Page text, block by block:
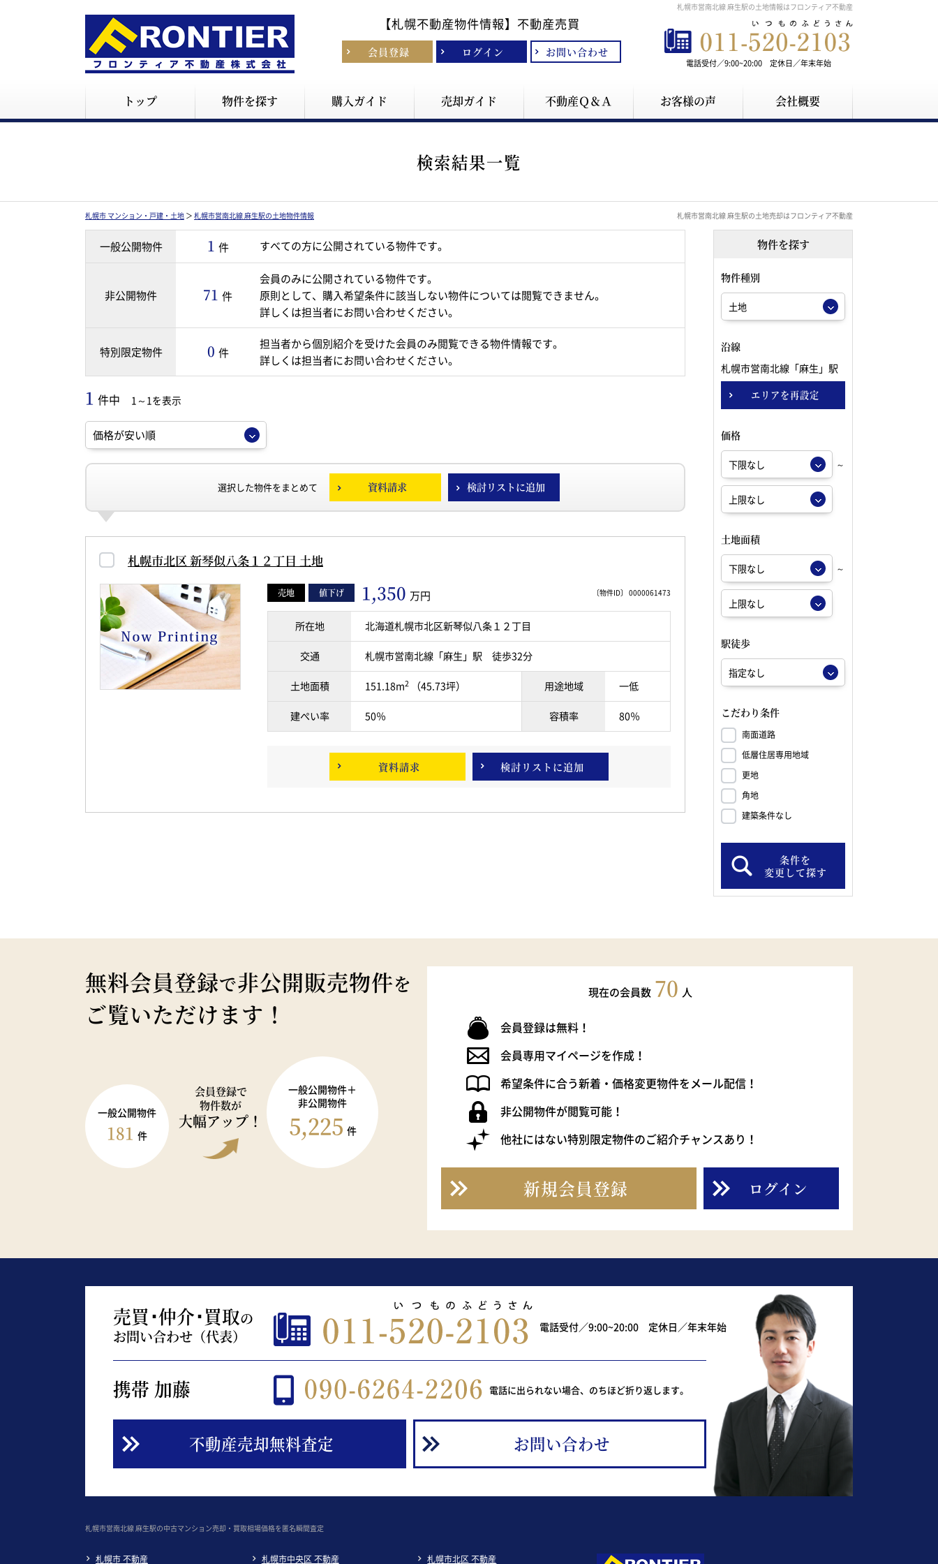
札幌市営南北線 麻生駅の土地情報はフロンティア不動産
【札幌不動産物件情報】 不動産売買
会員登録 ログイン お問い合わせ
電話受付／9:00~20:00 定休日／年末年始
トップ 物件を探す 購入ガイド 売却ガイド 不動産Ｑ＆Ａ お客様の声 会社概要
検索結果一覧
札幌市 マンション・戸建・土地 ＞ 札幌市営南北線 麻生駅の土地物件情報 札幌市営南北線 麻生駅の土地売却はフロンティア不動産
一般公開物件 1 件 すべての方に公開されている物件です。
非公開物件 71 件
会員のみに公開されている物件です。
原則として、購入希望条件に該当しない物件については閲覧できません。
詳しくは担当者にお問い合わせください。
特別限定物件 0 件
担当者から個別紹介を受けた会員のみ閲覧できる物件情報です。
詳しくは担当者にお問い合わせください。
1 件中 1～1を表示
選択した物件をまとめて 資料請求 検討リストに追加
札幌市北区 新琴似八条１２丁目 土地
〔物件ID〕 0000061473
売地 値下げ 1,350 万円
所在地 北海道札幌市北区新琴似八条１２丁目
交通 札幌市営南北線「麻生」駅 徒歩32分
土地面積 151.18m2 （45.73坪） 用途地域 一低
建ぺい率 50％ 容積率 80％
資料請求 検討リスト に追加
物件を探す
物件種別
沿線
札幌市営南北線「麻生」駅
エリアを再設定
価格
～
土地面積
～
駅徒歩
こだわり条件
南面道路
低層住居専用地域
更地
角地
建築条件なし
条件を
変更して探す
無料会員登録で非公開販売物件を
ご覧いただけます！
会員登録で
物件数が
大幅アップ！
一般公開物件
181 件
一般公開物件＋
非公開物件
5,225 件
現在の会員数 70 人
会員登録は無料！
会員専用マイページを作成！
希望条件に合う新着・価格変更物件をメール配信！
非公開物件が閲覧可能！
他社にはない特別限定物件のご紹介チャンスあり！
新規会員登録 ログイン
売買･仲介･買取の
お問い合わせ（代表）
電話受付／9:00~20:00 定休日／年末年始
携帯 加藤 電話に出られない場合、のちほど折り返します。
不動産売却無料査定 お問い合わせ
札幌市営南北線 麻生駅の中古マンション売却・買取相場価格を匿名瞬間査定
札幌市 不動産 札幌市中央区 不動産 札幌市北区 不動産